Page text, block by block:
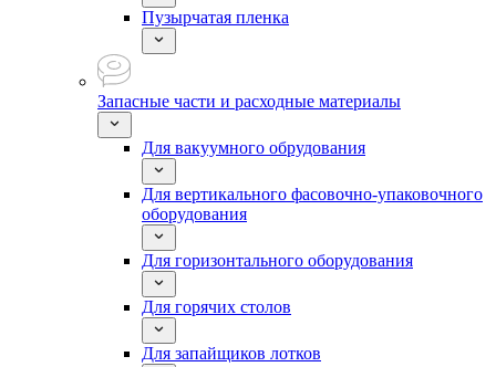
Пузырчатая пленка
Запасные части и расходные материалы
Для вакуумного обрудования
Для вертикального фасовочно-упаковочного
оборудования
Для горизонтального оборудования
Для горячих столов
Для запайщиков лотков